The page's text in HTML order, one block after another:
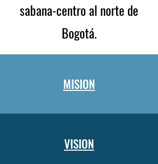
sabana-centro al norte de
Bogotá.
MISION
VISION